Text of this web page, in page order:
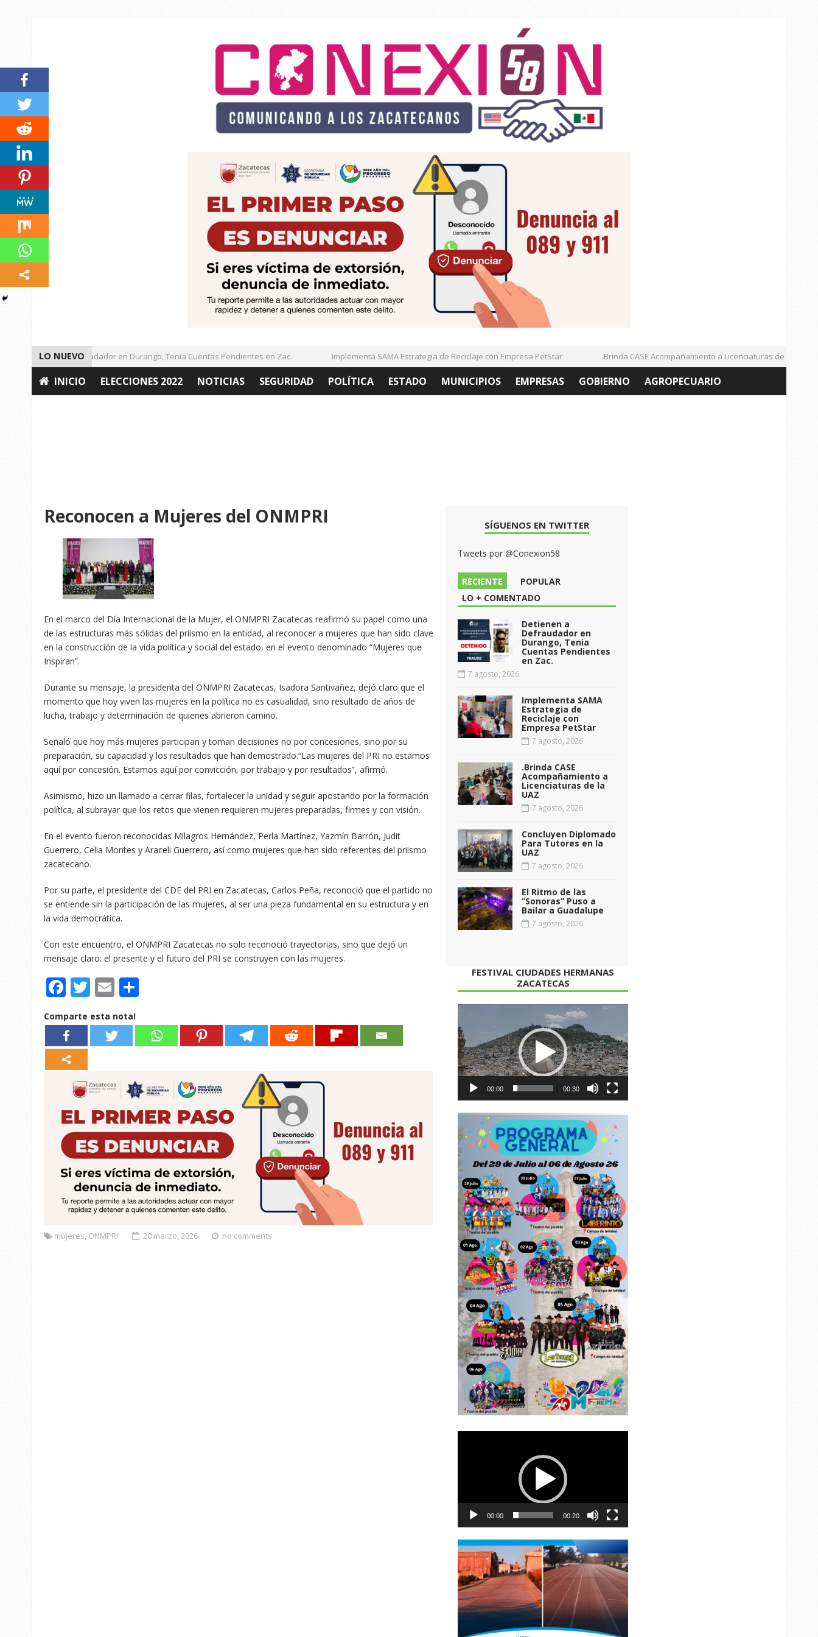
LO NUEVO
Detienen a Defraudador en Durango, Tenia Cuentas Pendientes en Zac. Implementa SAMA Estrategia de Reciclaje con Empresa PetStar .Brinda CASE Acompañamiento a Licenciaturas de la UAZ
INICIO ELECCIONES 2022 NOTICIAS SEGURIDAD POLÍTICA ESTADO MUNICIPIOS EMPRESAS GOBIERNO AGROPECUARIO
Reconocen a Mujeres del ONMPRI
En el marco del Día Internacional de la Mujer, el ONMPRI Zacatecas reafirmó su papel como una
de las estructuras más sólidas del priismo en la entidad, al reconocer a mujeres que han sido clave
en la construcción de la vida política y social del estado, en el evento denominado “Mujeres que
Inspiran”.
Durante su mensaje, la presidenta del ONMPRI Zacatecas, Isadora Santivañez, dejó claro que el
momento que hoy viven las mujeres en la política no es casualidad, sino resultado de años de
lucha, trabajo y determinación de quienes abrieron camino.
Señaló que hoy más mujeres participan y toman decisiones no por concesiones, sino por su
preparación, su capacidad y los resultados que han demostrado.“Las mujeres del PRI no estamos
aquí por concesión. Estamos aquí por convicción, por trabajo y por resultados”, afirmó.
Asimismo, hizo un llamado a cerrar filas, fortalecer la unidad y seguir apostando por la formación
política, al subrayar que los retos que vienen requieren mujeres preparadas, firmes y con visión.
En el evento fueron reconocidas Milagros Hernández, Perla Martínez, Yazmín Barrón, Judit
Guerrero, Celia Montes y Araceli Guerrero, así como mujeres que han sido referentes del priismo
zacatecano.
Por su parte, el presidente del CDE del PRI en Zacatecas, Carlos Peña, reconoció que el partido no
se entiende sin la participación de las mujeres, al ser una pieza fundamental en su estructura y en
la vida democrática.
Con este encuentro, el ONMPRI Zacatecas no solo reconoció trayectorias, sino que dejó un
mensaje claro: el presente y el futuro del PRI se construyen con las mujeres.
Facebook
Twitter
Email
Comparte esta nota!
mujeres, ONMPRI 20 marzo, 2026 no comments
SÍGUENOS EN TWITTER
Tweets por @Conexion58
RECIENTE
POPULAR
LO + COMENTADO
Detienen a
Defraudador en
Durango, Tenia
Cuentas Pendientes
en Zac.
7 agosto, 2026
Implementa SAMA
Estrategia de
Reciclaje con
Empresa PetStar
7 agosto, 2026
.Brinda CASE
Acompañamiento a
Licenciaturas de la
UAZ
7 agosto, 2026
Concluyen Diplomado
Para Tutores en la
UAZ
7 agosto, 2026
El Ritmo de las
“Sonoras” Puso a
Bailar a Guadalupe
7 agosto, 2026
FESTIVAL CIUDADES HERMANAS
ZACATECAS
de
vídeo
00:00 00:30
00:00 00:20